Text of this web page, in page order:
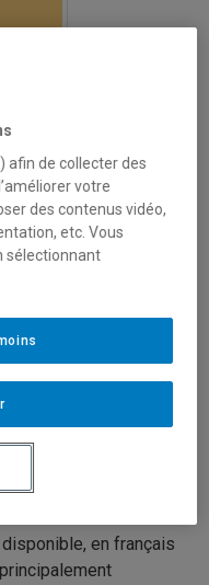
/ THE
spécialisée
scientifiques et
la philanthropie et
en français
afin de collecter des
votre
des contenus vidéo,
etc. Vous
sélectionnant